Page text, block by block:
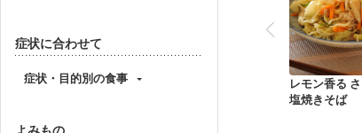
症状に合わせて
症状・目的別の食事
よみもの
レモン香る
塩焼きそば